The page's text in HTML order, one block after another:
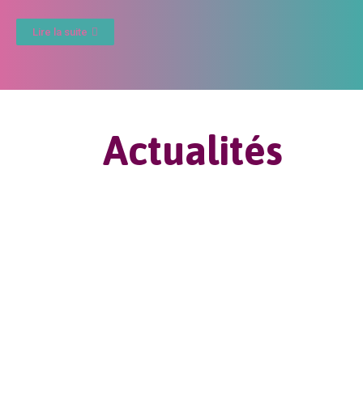
Lire la suite
Actualités